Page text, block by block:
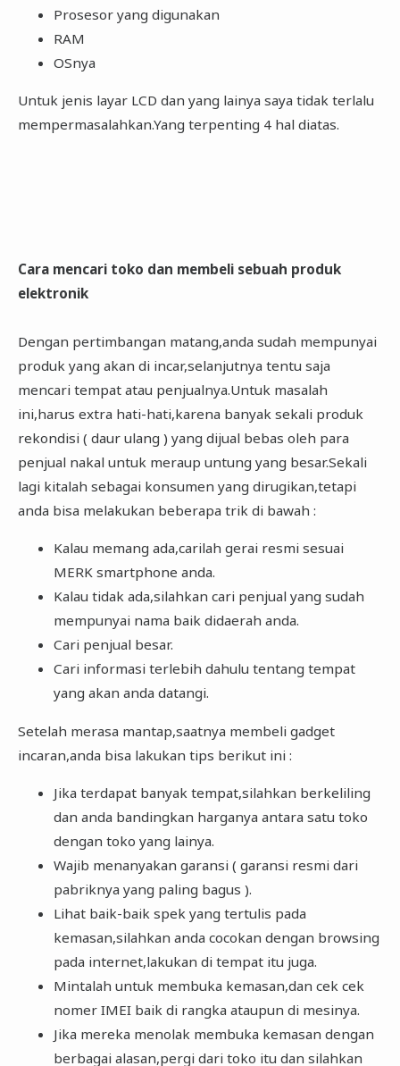
Prosesor yang digunakan
RAM
OSnya
Untuk jenis layar LCD dan yang lainya saya tidak terlalu
mempermasalahkan.Yang terpenting 4 hal diatas.
Cara mencari toko dan membeli sebuah produk
elektronik
Dengan pertimbangan matang,anda sudah mempunyai
produk yang akan di incar,selanjutnya tentu saja
mencari tempat atau penjualnya.Untuk masalah
ini,harus extra hati-hati,karena banyak sekali produk
rekondisi ( daur ulang ) yang dijual bebas oleh para
penjual nakal untuk meraup untung yang besar.Sekali
lagi kitalah sebagai konsumen yang dirugikan,tetapi
anda bisa melakukan beberapa trik di bawah :
Kalau memang ada,carilah gerai resmi sesuai
MERK smartphone anda.
Kalau tidak ada,silahkan cari penjual yang sudah
mempunyai nama baik didaerah anda.
Cari penjual besar.
Cari informasi terlebih dahulu tentang tempat
yang akan anda datangi.
Setelah merasa mantap,saatnya membeli gadget
incaran,anda bisa lakukan tips berikut ini :
Jika terdapat banyak tempat,silahkan berkeliling
dan anda bandingkan harganya antara satu toko
dengan toko yang lainya.
Wajib menanyakan garansi ( garansi resmi dari
pabriknya yang paling bagus ).
Lihat baik-baik spek yang tertulis pada
kemasan,silahkan anda cocokan dengan browsing
pada internet,lakukan di tempat itu juga.
Mintalah untuk membuka kemasan,dan cek cek
nomer IMEI baik di rangka ataupun di mesinya.
Jika mereka menolak membuka kemasan dengan
berbagai alasan,pergi dari toko itu dan silahkan